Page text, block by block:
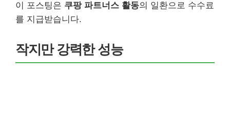
이 포스팅은 쿠팡 파트너스 활동의 일환으로 수수료
를 지급받습니다.
작지만 강력한 성능